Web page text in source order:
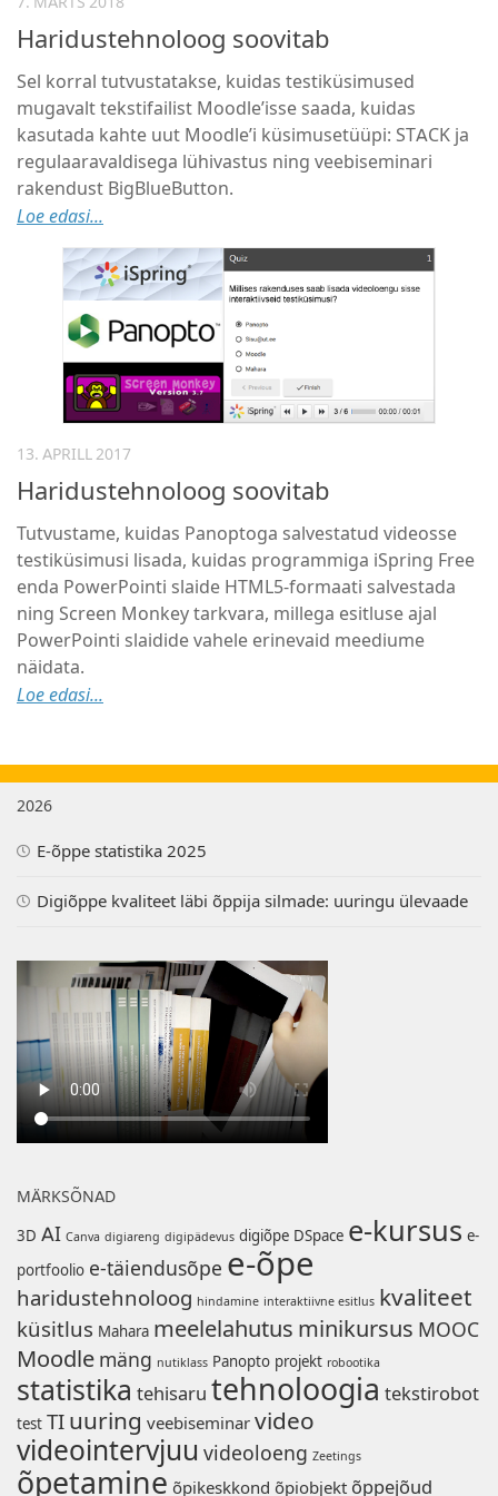
Haridustehnoloog soovitab
Sel korral tutvustatakse, kuidas testiküsimused
mugavalt tekstifailist Moodle’isse saada, kuidas
kasutada kahte uut Moodle’i küsimusetüüpi: STACK ja
regulaaravaldisega lühivastus ning veebiseminari
rakendust BigBlueButton.
Loe edasi...
13. APRILL 2017
Haridustehnoloog soovitab
Tutvustame, kuidas Panoptoga salvestatud videosse
testiküsimusi lisada, kuidas programmiga iSpring Free
enda PowerPointi slaide HTML5-formaati salvestada
ning Screen Monkey tarkvara, millega esitluse ajal
PowerPointi slaidide vahele erinevaid meediume
näidata.
Loe edasi...
2026
E-õppe statistika 2025
Digiõppe kvaliteet läbi õppija silmade: uuringu ülevaade
MÄRKSÕNAD
3D AI Canva digiareng digipädevus digiõpe DSpace e-kursus e-
portfoolio e-täiendusõpe e-õpe
haridustehnoloog hindamine interaktiivne esitlus kvaliteet
küsitlus Mahara meelelahutus minikursus MOOC
Moodle mäng nutiklass Panopto projekt robootika
statistika tehisaru tehnoloogia tekstirobot
test TI uuring veebiseminar video
videointervjuu videoloeng Zeetings
õpetamine õpikeskkond õpiobjekt õppejõud